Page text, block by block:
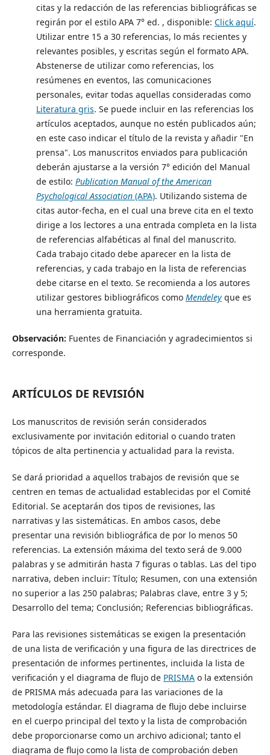
citas y la redacción de las referencias bibliográficas se
regirán por el estilo APA 7° ed. , disponible: Click aquí.
Utilizar entre 15 a 30 referencias, lo más recientes y
relevantes posibles, y escritas según el formato APA.
Abstenerse de utilizar como referencias, los
resúmenes en eventos, las comunicaciones
personales, evitar todas aquellas consideradas como
Literatura gris. Se puede incluir en las referencias los
artículos aceptados, aunque no estén publicados aún;
en este caso indicar el título de la revista y añadir "En
prensa". Los manuscritos enviados para publicación
deberán ajustarse a la versión 7° edición del Manual
de estilo: Publication Manual of the American
Psychological Association(APA). Utilizando sistema de
citas autor-fecha, en el cual una breve cita en el texto
dirige a los lectores a una entrada completa en la lista
de referencias alfabéticas al final del manuscrito.
Cada trabajo citado debe aparecer en la lista de
referencias, y cada trabajo en la lista de referencias
debe citarse en el texto. Se recomienda a los autores
utilizar gestores bibliográficos como Mendeleyque es
una herramienta gratuita.
Observación: Fuentes de Financiación y agradecimientos si
corresponde.
ARTÍCULOS DE REVISIÓN
Los manuscritos de revisión serán considerados
exclusivamente por invitación editorial o cuando traten
tópicos de alta pertinencia y actualidad para la revista.
Se dará prioridad a aquellos trabajos de revisión que se
centren en temas de actualidad establecidas por el Comité
Editorial. Se aceptarán dos tipos de revisiones, las
narrativas y las sistemáticas. En ambos casos, debe
presentar una revisión bibliográfica de por lo menos 50
referencias. La extensión máxima del texto será de 9.000
palabras y se admitirán hasta 7 figuras o tablas. Las del tipo
narrativa, deben incluir: Título; Resumen, con una extensión
no superior a las 250 palabras; Palabras clave, entre 3 y 5;
Desarrollo del tema; Conclusión; Referencias bibliográficas.
Para las revisiones sistemáticas se exigen la presentación
de una lista de verificación y una figura de las directrices de
presentación de informes pertinentes, incluida la lista de
verificación y el diagrama de flujo de PRISMAo la extensión
de PRISMA más adecuada para las variaciones de la
metodología estándar. El diagrama de flujo debe incluirse
en el cuerpo principal del texto y la lista de comprobación
debe proporcionarse como un archivo adicional; tanto el
diagrama de flujo como la lista de comprobación deben